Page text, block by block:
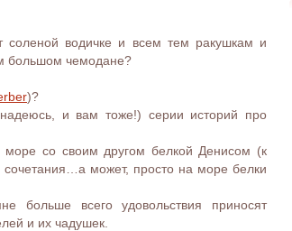
водичке и всем тем ракушкам и
большом чемодане?
)?
и вам тоже!) серии историй про
со своим другом белкой Денисом (к
сочетания…а может, просто на море белки
больше всего удовольствия приносят
и их чадушек.